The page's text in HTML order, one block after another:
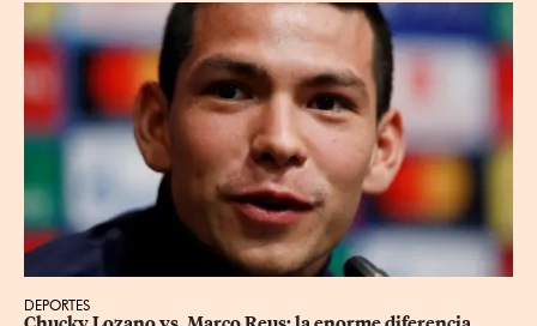
DEPORTES